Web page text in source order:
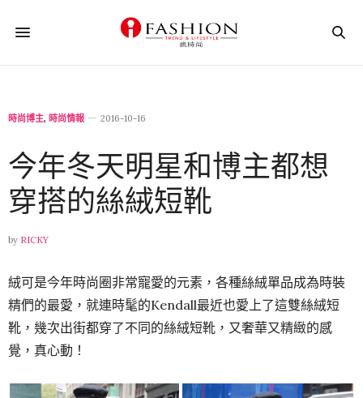
時尚博主, 時尚情報 2016-10-16
今年冬天明星和博主都想
穿搭的絲絨短靴
by RICKY
絨可是今年時尚圈非常寵愛的元素，各種絲絨單品成為時裝
精們的最愛，就連時髦的Kendall最近也愛上了這雙絲絨短
靴，幾次出街都穿了不同的絲絨短靴，又奢華又精緻的感
覺，真心動！